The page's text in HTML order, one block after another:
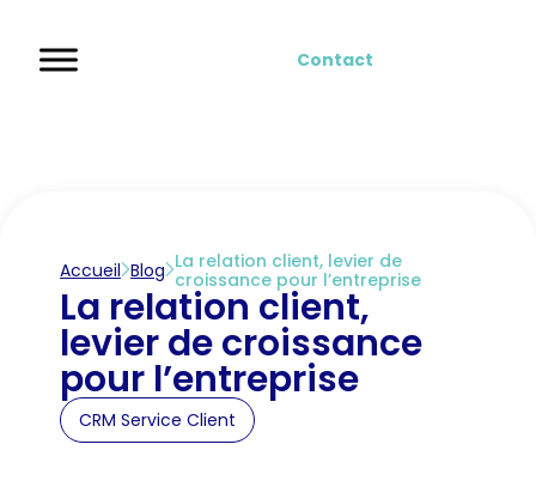
Contact
Accueil Blog La relation client, levier de
croissance pour l’entreprise
La relation client,
levier de croissance
pour l’entreprise
CRM Service Client